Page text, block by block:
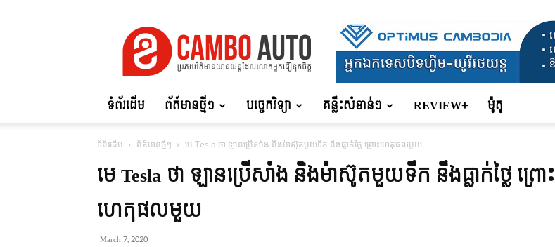
Auto
ទំព័រដើម ព័ត៍មានថ្មីៗ បច្ចេកវិទ្យា គន្លឹះសំខាន់ៗ REVIEW+ ម៉ូតូ
ទំព័រដើម ព័ត៍មានថ្មីៗ មេ Tesla ថា ឡានប្រើសាំង និងម៉ាស៊ូតមួយទឹក នឹងធ្លាក់ថ្លៃ ព្រោះហេតុផលមួយ
មេ Tesla ថា ឡានប្រើសាំង និងម៉ាស៊ូតមួយទឹក នឹងធ្លាក់ថ្លៃ ព្រោះ
ហេតុផលមួយ
March 7, 2020